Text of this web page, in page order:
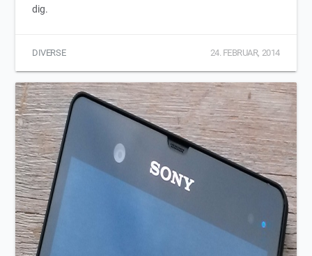
dig.
DIVERSE 24. FEBRUAR, 2014